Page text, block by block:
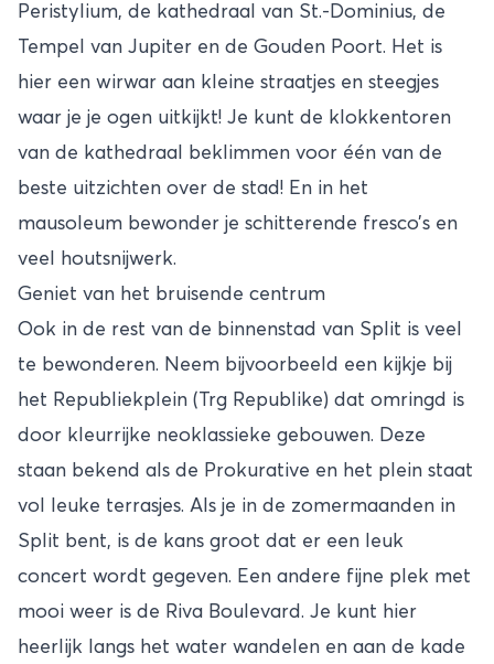
Peristylium, de kathedraal van St.-Dominius, de
Tempel van Jupiter en de Gouden Poort. Het is
hier een wirwar aan kleine straatjes en steegjes
waar je je ogen uitkijkt! Je kunt de klokkentoren
van de kathedraal beklimmen voor één van de
beste uitzichten over de stad! En in het
mausoleum bewonder je schitterende fresco’s en
veel houtsnijwerk.
Geniet van het bruisende centrum
Ook in de rest van de binnenstad van Split is veel
te bewonderen. Neem bijvoorbeeld een kijkje bij
het Republiekplein (Trg Republike) dat omringd is
door kleurrijke neoklassieke gebouwen. Deze
staan bekend als de Prokurative en het plein staat
vol leuke terrasjes. Als je in de zomermaanden in
Split bent, is de kans groot dat er een leuk
concert wordt gegeven. Een andere fijne plek met
mooi weer is de Riva Boulevard. Je kunt hier
heerlijk langs het water wandelen en aan de kade